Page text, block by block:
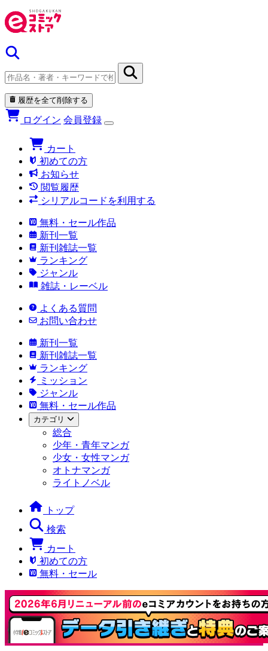
履歴を全て削除する
ログイン 会員登録
カート
初めての方
お知らせ
閲覧履歴
シリアルコードを利用する
無料・セール作品
新刊一覧
新刊雑誌一覧
ランキング
ジャンル
雑誌・レーベル
よくある質問
お問い合わせ
新刊一覧
新刊雑誌一覧
ランキング
ミッション
ジャンル
無料・セール作品
カテゴリ
総合
少年・青年マンガ
少女・女性マンガ
オトナマンガ
ライトノベル
トップ
検索
カート
初めての方
無料・セール